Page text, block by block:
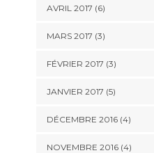
AVRIL 2017 (6)
MARS 2017 (3)
FÉVRIER 2017 (3)
JANVIER 2017 (5)
DÉCEMBRE 2016(4)
NOVEMBRE 2016(4)